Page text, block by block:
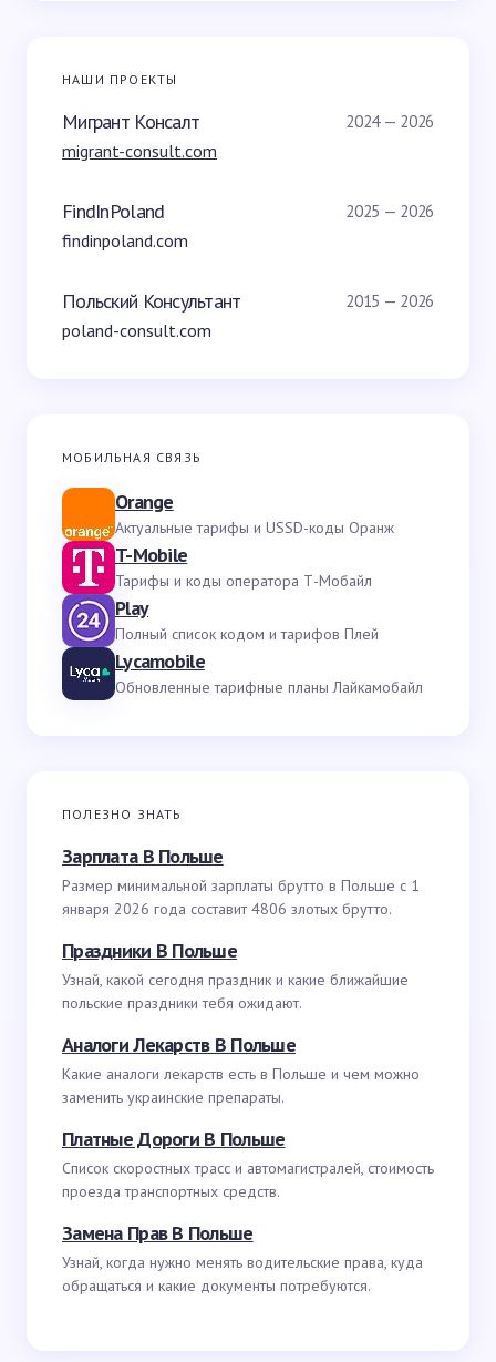
НАШИ ПРОЕКТЫ
Мигрант Консалт 2024 — 2026
migrant-consult.com
FindInPoland 2025 — 2026
findinpoland.com
Польский Консультант 2015 — 2026
poland-consult.com
МОБИЛЬНАЯ СВЯЗЬ
Orange
Актуальные тарифы и USSD-коды Оранж
T-Mobile
Тарифы и коды оператора Т-Мобайл
Play
Полный список кодом и тарифов Плей
Lycamobile
Обновленные тарифные планы Лайкамобайл
ПОЛЕЗНО ЗНАТЬ
Зарплата В Польше
Размер минимальной зарплаты брутто в Польше с 1
января 2026 года составит 4806 злотых брутто.
Праздники В Польше
Узнай, какой сегодня праздник и какие ближайшие
польские праздники тебя ожидают.
Аналоги Лекарств В Польше
Какие аналоги лекарств есть в Польше и чем можно
заменить украинские препараты.
Платные Дороги В Польше
Список скоростных трасс и автомагистралей, стоимость
проезда транспортных средств.
Замена Прав В Польше
Узнай, когда нужно менять водительские права, куда
обращаться и какие документы потребуются.